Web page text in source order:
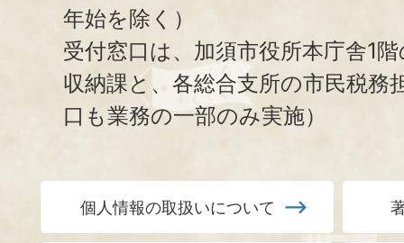
年始を除く）
受付窓口は、加須市役所本庁舎1
収納課と、 各総合支所の市民税務
口も業務の一部のみ実施）
個人情報の取扱いについて